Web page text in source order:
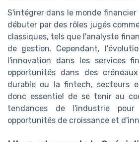
S'intégrer dans le monde
débuter par des rôles jugés
classiques, tels que l'analyste
de gestion. Cependant,
l'innovation dans les services
opportunités dans des
durable ou la fintech, secteurs
donc essentiel de se tenir au
tendances de l'industrie
opportunités de croissance et